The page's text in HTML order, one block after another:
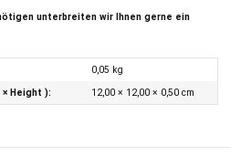
unterbreiten wir Ihnen gerne ein
0,05 kg
Height ):
12,00 × 12,00 × 0,50 cm